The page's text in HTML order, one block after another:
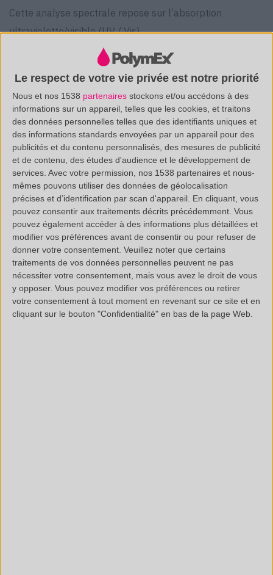
Le respect de votre vie privée est notre priorité
Nous et nos 1538 partenaires stockons et/ou accédons à des
informations sur un appareil, telles que les cookies, et traitons
des données personnelles telles que des identifiants uniques et
des informations standards envoyées par un appareil pour des
publicités et du contenu personnalisés, des mesures de publicité
et de contenu, des études d'audience et le développement de
services. Avec votre permission, nos 1538 partenaires et nous-
mêmes pouvons utiliser des données de géolocalisation
précises et d’identification par scan d'appareil. En cliquant, vous
pouvez consentir aux traitements décrits précédemment. Vous
pouvez également accéder à des informations plus détaillées et
modifier vos préférences avant de consentir ou pour refuser de
donner votre consentement. Veuillez noter que certains
traitements de vos données personnelles peuvent ne pas
nécessiter votre consentement, mais vous avez le droit de vous
y opposer. Vous pouvez modifier vos préférences ou retirer
votre consentement à tout moment en revenant sur ce site et en
cliquant sur le bouton "Confidentialité" en bas de la page Web.
Cette analyse spectrale repose sur l’absorption
ultraviolette/visible (UV / Vis)
Le spectre d'intérêt ici s'étend de 190 nm (longueur
d'onde proche de l'UV) à 1100 nm (longueur d'onde
rouge foncé).
L'interprétation de ces bandes par rapport à leur
intensité, leur longueur d'onde, leur forme ainsi que la
comparaison avec une bibliothèque de spectres de
référence (plus de 15 800 spectres), va permettre de
mettre en évidence à minimia la famille chimique (ester,
acide, uréthane ...) et bien souvent la nature exacte du
composé analysé.
AVANTAGES
Rapide & simple,